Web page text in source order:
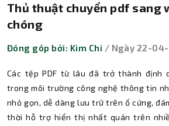
Thủ thuật chuyển pdf sang
chóng
Đóng góp bởi: Kim Chi / Ngày 22-
Các tệp PDF từ lâu đã trở thành định
trong môi trường công nghệ thông tin
nhỏ gọn, dễ dàng lưu trữ trên ổ cứng,
thời hỗ trợ hiển thị nhất quán trên